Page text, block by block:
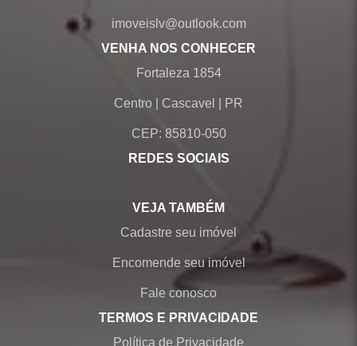
imoveislv@outlook.com
VENHA NOS CONHECER
Fortaleza 1854
Centro Cascavel PR
CEP: 85810-050
REDES SOCIAIS
VEJA TAMBÉM
Cadastre seu imóvel
Encomende seu imóvel
Fale conosco
TERMOS E PRIVACIDADE
Política de Privacidade